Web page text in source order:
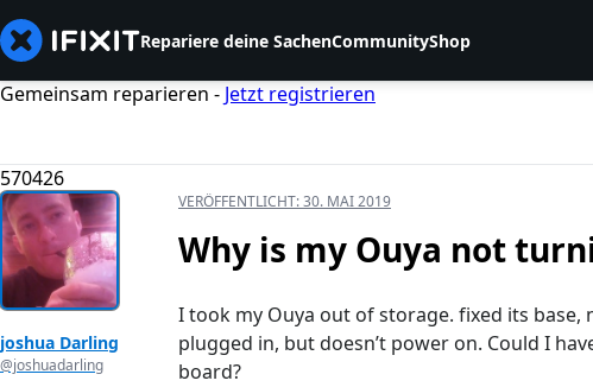
Repariere deine SachenCommunityShop
Gemeinsam reparieren - Jetzt registrieren
570426
joshua Darling
@joshuadarling
VERÖFFENTLICHT:30. MAI 2019
Why is my Ouya not
I took my Ouya out of storage. fixed its
plugged in, but doesn’t power on. Could I
board?